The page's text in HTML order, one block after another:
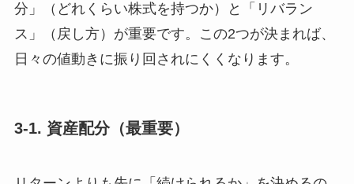
分」（どれくらい株式を持つか）と「リバラン
ス」（戻し方）が重要です。この2つが決まれば、
日々の値動きに振り回されにくくなります。
3-1. 資産配分（最重要）